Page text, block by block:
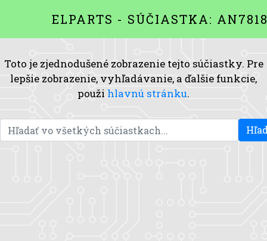
ELPARTS - SÚČIASTKA:
Toto je zjednodušené zobrazenie tejto súčiastky. Pre
lepšie zobrazenie, vyhľadávanie, a ďalšie funkcie,
použi hlavnú stránku.